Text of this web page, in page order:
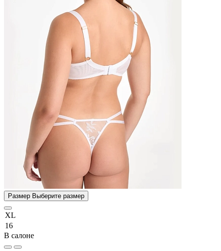
Размер Выберите размер
XL
16
В салоне